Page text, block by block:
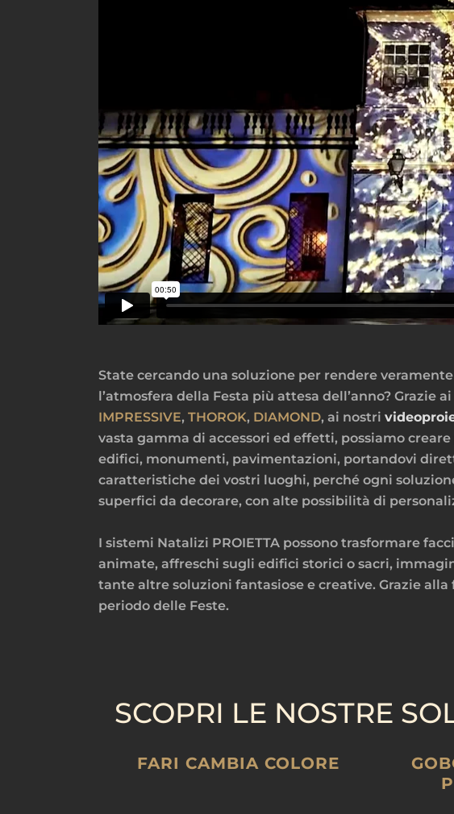
State cercando una soluzione per rendere
l’atmosfera della Festa più attesa dell’anno? Grazie
IMPRESSIVE, THOROK, DIAMOND, ai nostri
vasta gamma di accessori ed effetti, possiamo
edifici, monumenti, pavimentazioni, portandovi
caratteristiche dei vostri luoghi, perché ogni
superfici da decorare, con alte possibilità di
I sistemi Natalizi PROIETTA possono trasformare
animate, affreschi sugli edifici storici o sacri,
tante altre soluzioni fantasiose e creative. Grazie
periodo delle Feste.
SCOPRI LE NOSTRE
FARI CAMBIA COLORE